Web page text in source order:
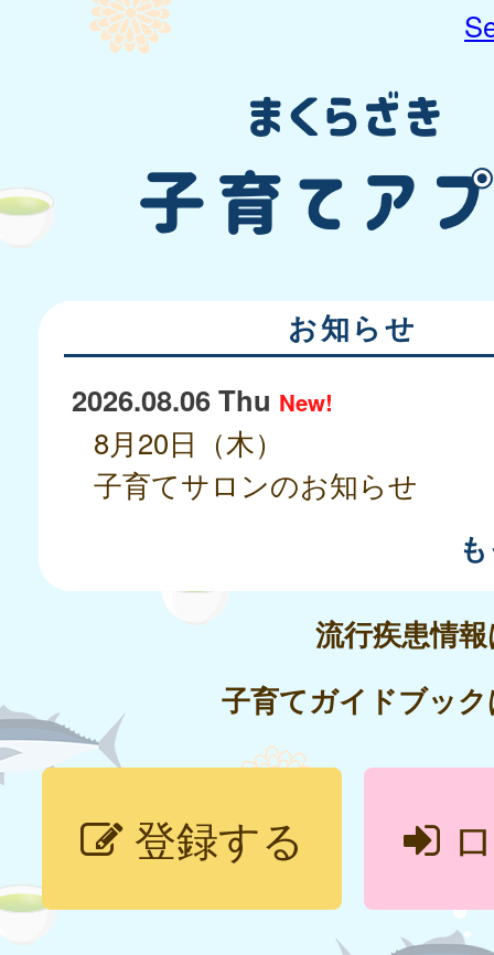
お知らせ
2026.08.06 Thu New!
8月20日（木）
子育てサロンのお知らせ
流行疾患情
子育てガイドブッ
登録する